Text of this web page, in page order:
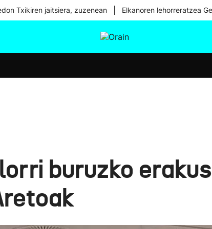
Txikiren jaitsiera, zuzenean Elkanoren lehorreratzea
buruzko